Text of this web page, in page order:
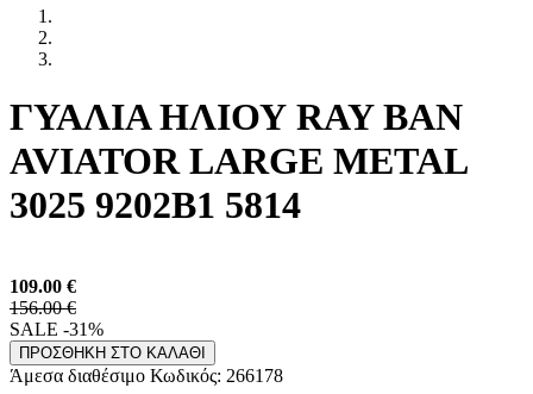
ΓΥΑΛΙΑ ΗΛΙΟΥ RAY BAN
AVIATOR LARGE METAL
3025 9202B1 5814
109.00 €
156.00 €
SALE -31%
ΠΡΟΣΘΗΚΗ ΣΤΟ ΚΑΛΑΘΙ
Άμεσα διαθέσιμο Κωδικός: 266178